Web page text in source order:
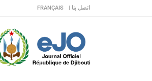
اتصل بنا | FRANÇAIS